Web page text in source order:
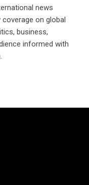
news
on global
business,
informed with